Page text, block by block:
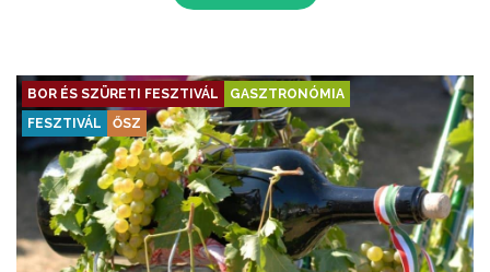
BOR ÉS SZÜRETI FESZTIVÁL
GASZTRONÓMIA
FESZTIVÁL
ŐSZ